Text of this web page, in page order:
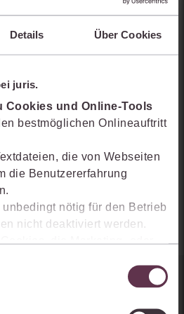
Details Über Cookies
juris.
Cookies und Online-Tools
bestmöglichen Onlineauftritt
die von Webseiten
die Benutzererfahrung
nötig für den Betrieb
nicht deaktiviert werden.
die Marketing- oder
können Sie zustimmen,
klicken. Mit Ihrer